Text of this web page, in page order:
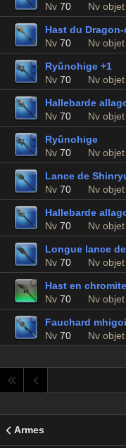
Nv 70 Nv objet
Hast du
Nv 70 Nv objet
Ryûnohige +1
Nv 70 Nv objet
Hallebarde
Nv 70 Nv objet
Ryûnohige
Nv 70 Nv objet
Lance de
Nv 70 Nv objet
Hallebarde
Nv 70 Nv objet
Longue lance
Nv 70 Nv objet
Hast en chromite
Nv 70 Nv objet
Fauchard
Nv 70 Nv objet
Armes